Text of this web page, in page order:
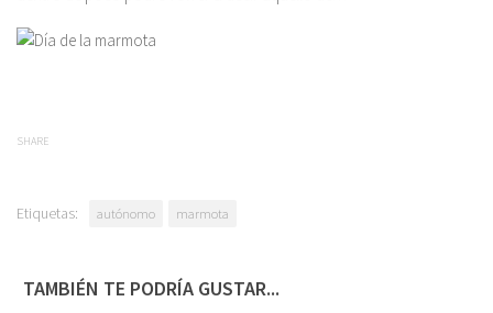
SHARE
Etiquetas: autónomo marmota
TAMBIÉN TE PODRÍA GUSTAR...